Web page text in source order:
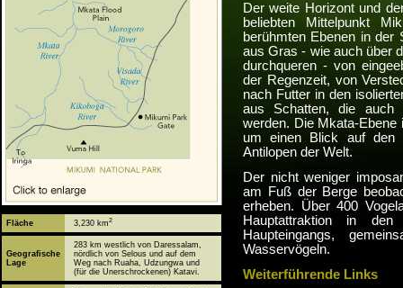
Fläche 3,230 km2
Geografische
Lage
283 km westlich von Daressalam,
nördlich von Selous und auf dem
Weg nach Ruaha, Udzungwa und
(für die Unerschrockenen) Katavi.
Der weite Horizont und
beliebten Mittelpunkt
berühmten Ebenen in der
aus Gras - wie auch über
durchqueren - von
der Regenzeit, von
nach Futter in den
aus Schatten, die auch
werden. Die Mkata-Ebene
um einen Blick auf den
Antilopen der Welt.
Der nicht weniger
am Fuß der Berge
erheben. Über 400
Hauptattraktion in
Haupteingangs,
Wasservögeln.
Weiterführende Links